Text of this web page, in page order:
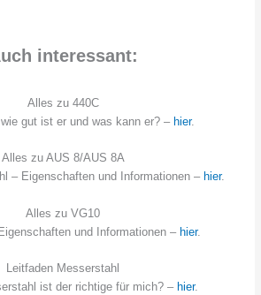
interessant:
Alles zu 440C
gut ist er und was kann er? – hier.
Alles zu AUS 8/AUS 8A
– Eigenschaften und Informationen – hier.
Alles zu VG10
und Informationen – hier.
Leitfaden Messerstahl
ist der richtige für mich? – hier.